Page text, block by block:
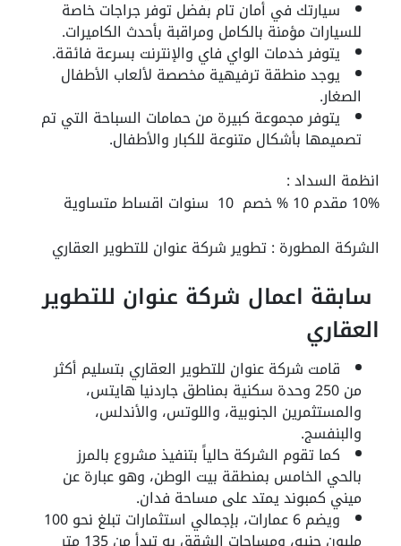
سيارتك في أمان تام بفضل توفر جراجات خاصة
للسيارات مؤمنة بالكامل ومراقبة بأحدث الكاميرات.
يتوفر خدمات الواي فاي والإنترنت بسرعة فائقة.
يوجد منطقة ترفيهية مخصصة لألعاب الأطفال
الصغار.
يتوفر مجموعة كبيرة من حمامات السباحة التي تم
تصميمها بأشكال متنوعة للكبار والأطفال.
انظمة السداد :
10% مقدم 10 % خصم 10 سنوات اقساط متساوية
الشركة المطورة :تطوير شركة عنوان للتطوير العقاري
سابقة اعمال شركة عنوان للتطوير
العقاري
قامت شركة عنوان للتطوير العقاري بتسليم أكثر
من 250 وحدة سكنية بمناطق جاردنيا هايتس،
والمستثمرين الجنوبية، واللوتس، والأندلس،
والبنفسج.
كما تقوم الشركة حالياً بتنفيذ مشروع بالمرز
بالحي الخامس بمنطقة بيت الوطن، وهو عبارة عن
ميني كمبوند يمتد على مساحة فدان.
ويضم 6 عمارات، بإجمالي استثمارات تبلغ نحو 100